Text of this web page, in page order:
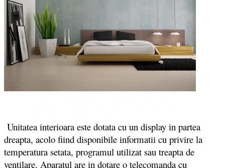
Unitatea interioara este dotata cu un display in partea
dreapta, acolo fiind disponibile informatii cu privire la
temperatura setata, programul utilizat sau treapta de
ventilare. Aparatul are in dotare o telecomanda cu